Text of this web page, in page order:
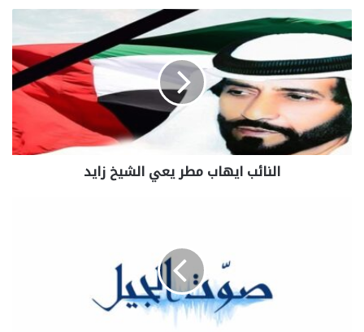
النائب ايهاب مطر يعي الشيخ زايد